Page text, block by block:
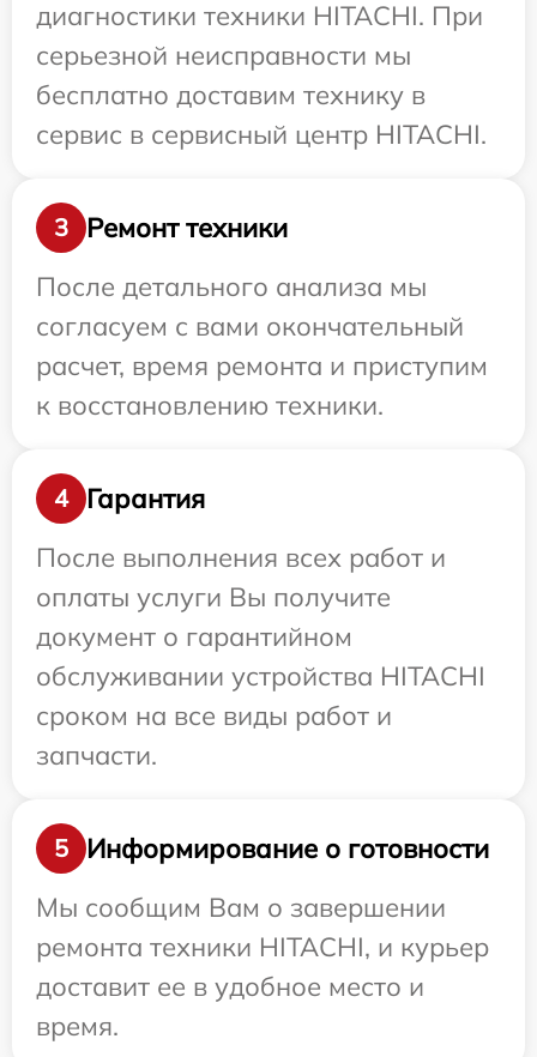
диагностики техники HITACHI. При
серьезной неисправности мы
бесплатно доставим технику в
сервис в сервисный центр HITACHI.
3
Ремонт техники
После детального анализа мы
согласуем с вами окончательный
расчет, время ремонта и приступим
к восстановлению техники.
4
Гарантия
После выполнения всех работ и
оплаты услуги Вы получите
документ о гарантийном
обслуживании устройства HITACHI
сроком на все виды работ и
запчасти.
5
Информирование о готовности
Мы сообщим Вам о завершении
ремонта техники HITACHI, и курьер
доставит ее в удобное место и
время.